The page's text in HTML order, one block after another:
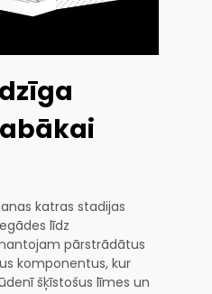
katras stadijas
līdz
pārstrādātus
komponentus, kur
šķīstošus līmes un